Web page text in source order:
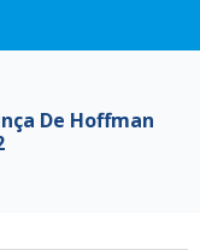
De Hoffman